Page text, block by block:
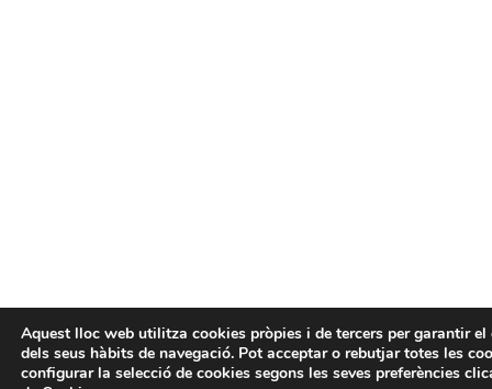
Aquest lloc web utilitza cookies pròpies i de tercers per garantir
dels seus hàbits de navegació. Pot acceptar o rebutjar totes les
configurar la selecció de cookies segons les seves preferències